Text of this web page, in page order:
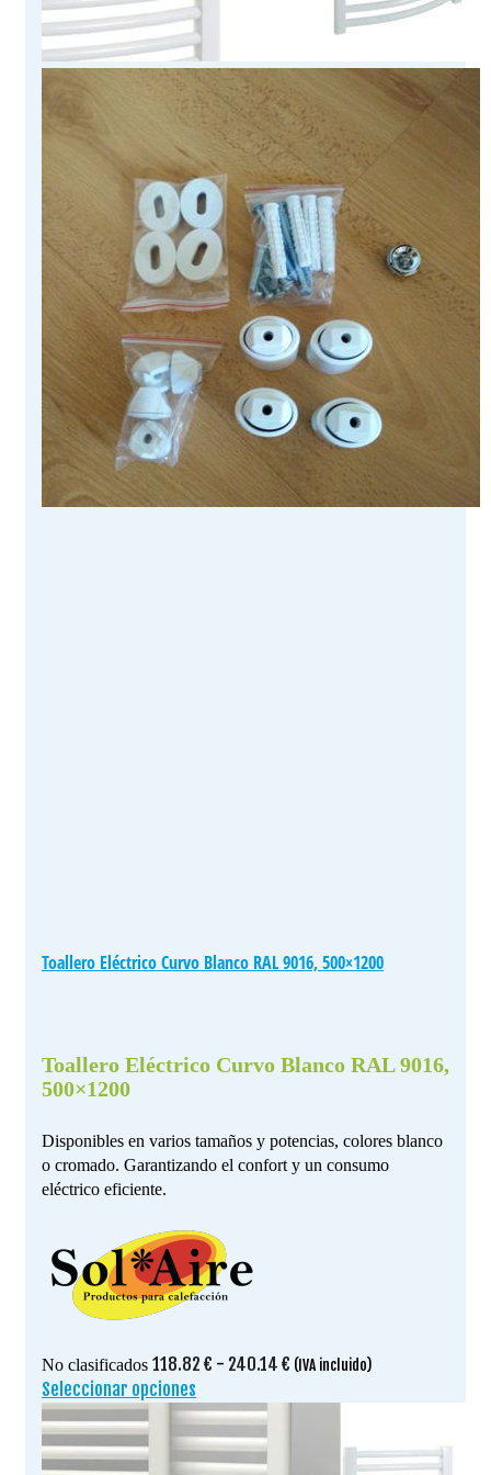
Toallero Eléctrico Curvo Blanco RAL 9016, 500×1200
Toallero Eléctrico Curvo Blanco RAL 9016,
500×1200
Disponibles en varios tamaños y potencias, colores blanco
o cromado. Garantizando el confort y un consumo
eléctrico eficiente.
No clasificados 118.82 € - 240.14 € Rango
(IVA incluido)
Seleccionar opciones
producto
tiene
múltiples